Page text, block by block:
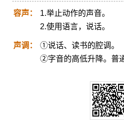
容声：
1.举止动作的声音。
2.使用语言，说话。
声调：
①说话、读书的腔调。
②字音的高低升降。普